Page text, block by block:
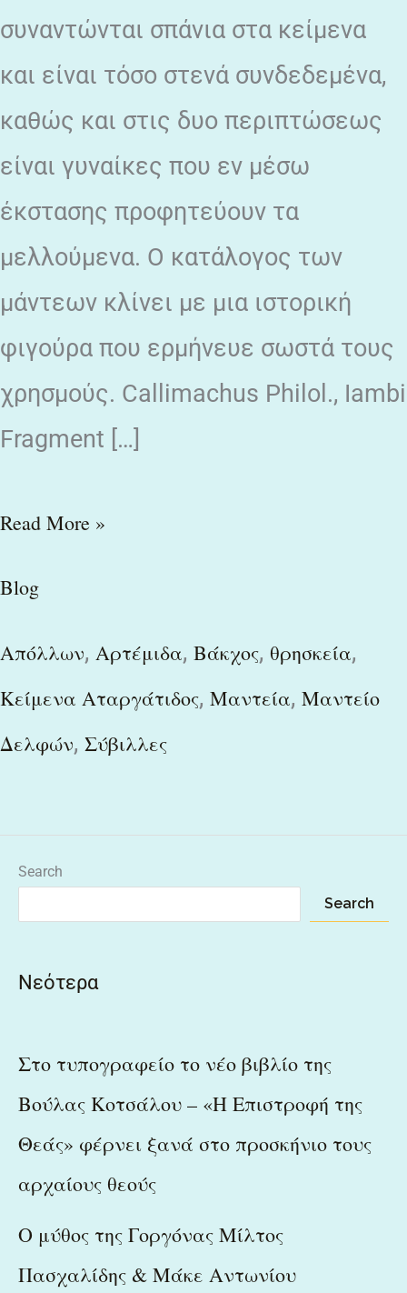
συναντώνται σπάνια στα κείμενα
και είναι τόσο στενά συνδεδεμένα,
καθώς και στις δυο περιπτώσεως
είναι γυναίκες που εν μέσω
έκστασης προφητεύουν τα
μελλούμενα. Ο κατάλογος των
μάντεων κλίνει με μια ιστορική
φιγούρα που ερμήνευε σωστά τους
χρησμούς. Callimachus Philol., Iambi
Fragment […]
Read More »
Blog
Απόλλων, Αρτέμιδα, Βάκχος, θρησκεία,
Κείμενα Αταργάτιδος, Μαντεία, Μαντείο
Δελφών, Σύβιλλες
Search
Search
Νεότερα
Στο τυπογραφείο το νέο βιβλίο της
Βούλας Κοτσάλου – «Η Επιστροφή της
Θεάς» φέρνει ξανά στο προσκήνιο τους
αρχαίους θεούς
Ο μύθος της Γοργόνας Μίλτος
Πασχαλίδης & Μάκε Αντωνίου